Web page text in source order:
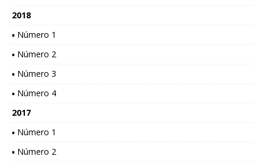
2018
▪ Número 1
▪ Número 2
▪ Número 3
▪ Número 4
2017
▪ Número 1
▪ Número 2